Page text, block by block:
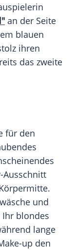
an der Seite
blauen
ihren
das zweite
für den
Ausschnitt
und
Ihr blondes
lange
up den